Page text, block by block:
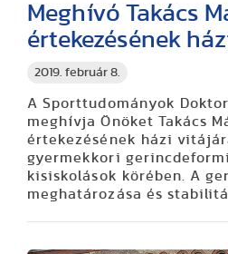
2019. február 8.
Meghívó Takács
értekezésének
A Sporttudományok
meghívja Önöket Takács
értekezésének házi
gyermekkori
kisiskolások körében. A
meghatározása és